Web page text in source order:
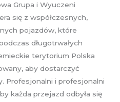
Grupa i Wyuczeni
się z współczesnych,
pojazdów, które
długotrwałych
terytorium Polska
aby dostarczyć
Profesjonalni i profesjonalni
każda przejazd odbyła się